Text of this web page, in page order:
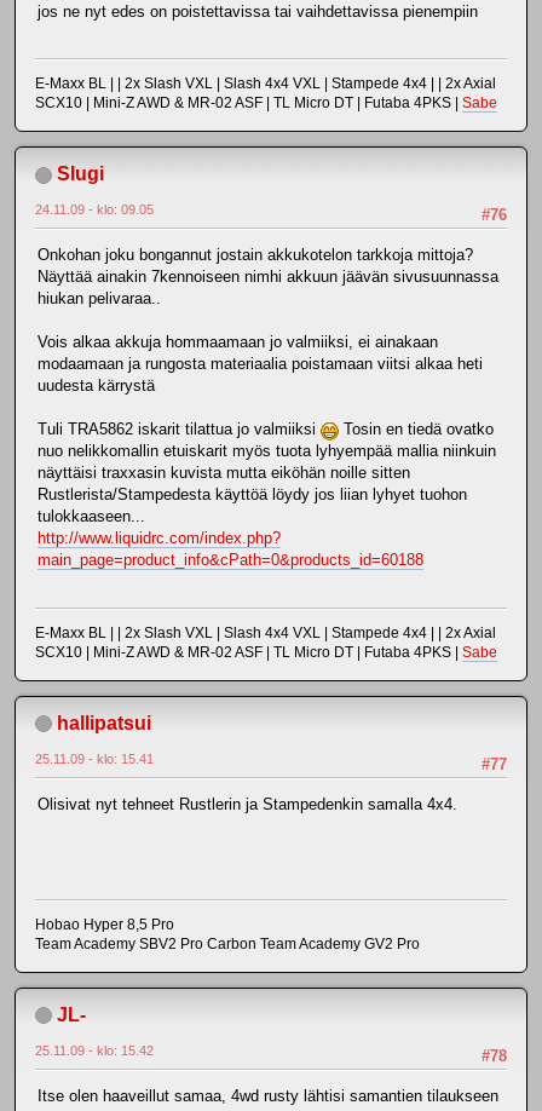
jos ne nyt edes on poistettavissa tai vaihdettavissa pienempiin
E-Maxx BL | | 2x Slash VXL | Slash 4x4 VXL | Stampede 4x4 | | 2x Axial
SCX10 | Mini-Z AWD & MR-02 ASF | TL Micro DT | Futaba 4PKS | Sabe
Slugi
#76
24.11.09 - klo: 09.05
Onkohan joku bongannut jostain akkukotelon tarkkoja mittoja?
Näyttää ainakin 7kennoiseen nimhi akkuun jäävän sivusuunnassa
hiukan pelivaraa..
Vois alkaa akkuja hommaamaan jo valmiiksi, ei ainakaan
modaamaan ja rungosta materiaalia poistamaan viitsi alkaa heti
uudesta kärrystä
Tuli TRA5862 iskarit tilattua jo valmiiksi
Tosin en tiedä ovatko
nuo nelikkomallin etuiskarit myös tuota lyhyempää mallia niinkuin
näyttäisi traxxasin kuvista mutta eiköhän noille sitten
Rustlerista/Stampedesta käyttöä löydy jos liian lyhyet tuohon
tulokkaaseen...
http://www.liquidrc.com/index.php?
main_page=product_info&cPath=0&products_id=60188
E-Maxx BL | | 2x Slash VXL | Slash 4x4 VXL | Stampede 4x4 | | 2x Axial
SCX10 | Mini-Z AWD & MR-02 ASF | TL Micro DT | Futaba 4PKS | Sabe
hallipatsui
#77
25.11.09 - klo: 15.41
Olisivat nyt tehneet Rustlerin ja Stampedenkin samalla 4x4.
Hobao Hyper 8,5 Pro
Team Academy SBV2 Pro Carbon Team Academy GV2 Pro
JL-
#78
25.11.09 - klo: 15.42
Itse olen haaveillut samaa, 4wd rusty lähtisi samantien tilaukseen